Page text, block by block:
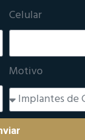
Celular
Motivo